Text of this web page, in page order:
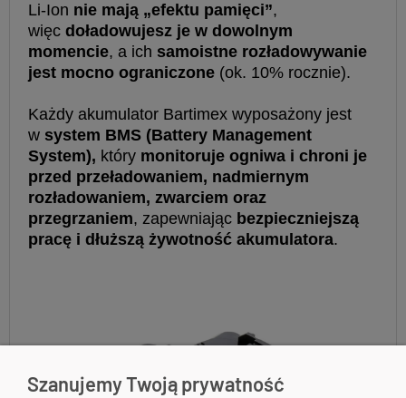
Li-Ion nie mają „efektu pamięci”,
więc doładowujesz je w dowolnym
momencie, a ich samoistne rozładowywanie
jest mocno ograniczone (ok. 10% rocznie).
Każdy akumulator Bartimex wyposażony jest
w system BMS (Battery Management
System), który monitoruje ogniwa i chroni je
przed przeładowaniem, nadmiernym
rozładowaniem, zwarciem oraz
przegrzaniem, zapewniając bezpieczniejszą
pracę i dłuższą żywotność akumulatora.
Szanujemy Twoją prywatność